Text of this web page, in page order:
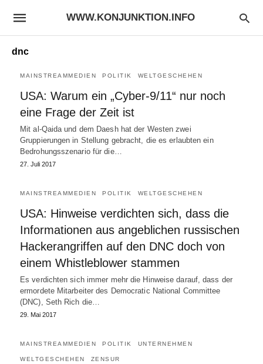
WWW.KONJUNKTION.INFO
dnc
MAINSTREAMMEDIEN POLITIK WELTGESCHEHEN
USA: Warum ein „Cyber-9/11“ nur noch
eine Frage der Zeit ist
Mit al-Qaida und dem Daesh hat der Westen zwei
Gruppierungen in Stellung gebracht, die es erlaubten ein
Bedrohungsszenario für die…
27. Juli 2017
MAINSTREAMMEDIEN POLITIK WELTGESCHEHEN
USA: Hinweise verdichten sich, dass die
Informationen aus angeblichen russischen
Hackerangriffen auf den DNC doch von
einem Whistleblower stammen
Es verdichten sich immer mehr die Hinweise darauf, dass der
ermordete Mitarbeiter des Democratic National Committee
(DNC), Seth Rich die…
29. Mai 2017
MAINSTREAMMEDIEN POLITIK UNTERNEHMEN
WELTGESCHEHEN ZENSUR